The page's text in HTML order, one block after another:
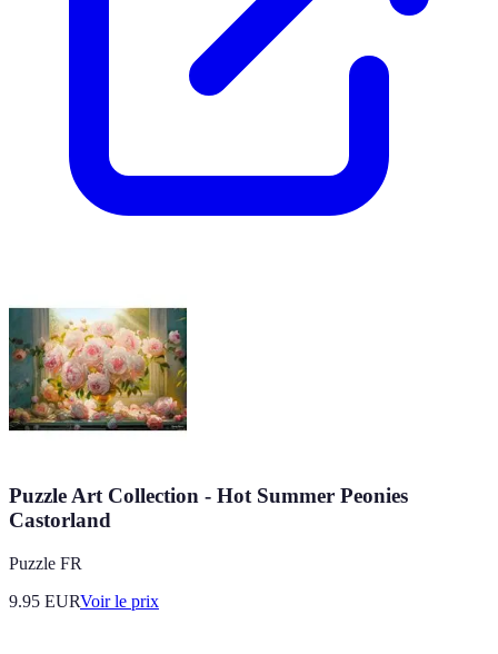
Puzzle Art Collection - Hot Summer Peonies
Castorland
Puzzle FR
9.95 EURVoir le prix